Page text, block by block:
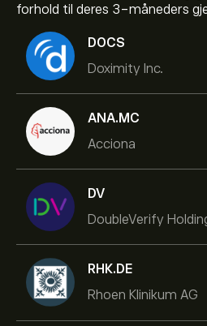
forhold til deres 3-måneders
DOCS
Doximity Inc.
ANA.MC
Acciona
DV
DoubleVerify
RHK.DE
Rhoen Klinikum AG